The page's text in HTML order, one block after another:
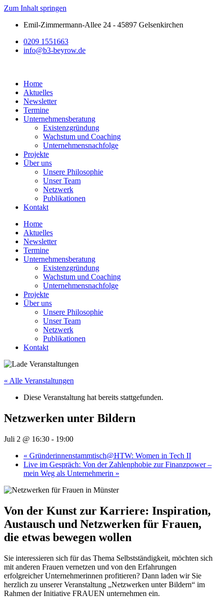
Zum Inhalt springen
Emil-Zimmermann-Allee 24 - 45897 Gelsenkirchen
0209 1551663
info@b3-beyrow.de
Home
Aktuelles
Newsletter
Termine
Unternehmensberatung
Existenzgründung
Wachstum und Coaching
Unternehmensnachfolge
Projekte
Über uns
Unsere Philosophie
Unser Team
Netzwerk
Publikationen
Kontakt
Home
Aktuelles
Newsletter
Termine
Unternehmensberatung
Existenzgründung
Wachstum und Coaching
Unternehmensnachfolge
Projekte
Über uns
Unsere Philosophie
Unser Team
Netzwerk
Publikationen
Kontakt
« Alle Veranstaltungen
Diese Veranstaltung hat bereits stattgefunden.
Netzwerken unter Bildern
Juli 2 @ 16:30 - 19:00
« Gründerinnenstammtisch@HTW: Women in Tech II
Live im Gespräch: Von der Zahlenphobie zur Finanzpower –
mein Weg als Unternehmerin »
Von der Kunst zur Karriere: Inspiration,
Austausch und Netzwerken für Frauen,
die etwas bewegen wollen
Sie interessieren sich für das Thema Selbstständigkeit, möchten sich
mit anderen Frauen vernetzen und von den Erfahrungen
erfolgreicher Unternehmerinnen profitieren? Dann laden wir Sie
herzlich zu unserer Veranstaltung „Netzwerken unter Bildern“ im
Rahmen der Initiative FRAUEN unternehmen ein.